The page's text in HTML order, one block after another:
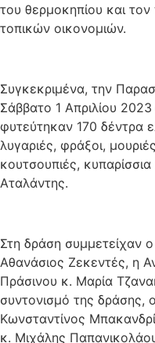
του θερμοκηπίου και
τοπικών οικονομιών.
Συγκεκριμένα, την
Σάββατο 1 Απριλίου
φυτεύτηκαν 170 δέντρα
λυγαριές, φράξοι,
κουτσουπιές,
Αταλάντης.
Στη δράση συμμετείχαν
Αθανάσιος Ζεκεντές, η
Πράσινου κ. Μαρία
συντονισμό της δράσης,
Κωνσταντίνος
κ. Μιχάλης